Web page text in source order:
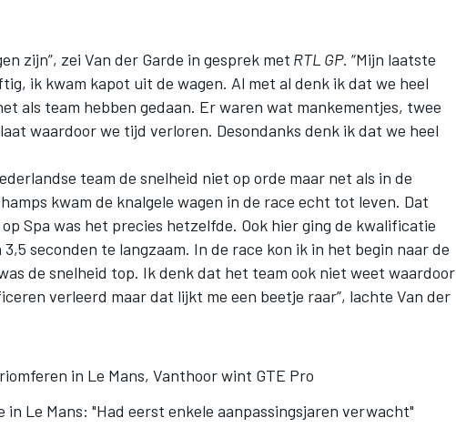
zijn”, zei Van der Garde in gesprek met RTL GP. “Mijn laatste
ik kwam kapot uit de wagen. Al met al denk ik dat we heel
als team hebben gedaan. Er waren wat mankementjes, twee
waardoor we tijd verloren. Desondanks denk ik dat we heel
team de snelheid niet op orde maar net als in de
kwam de knalgele wagen in de race echt tot leven. Dat
Spa was het precies hetzelfde. Ook hier ging de kwalificatie
seconden te langzaam. In de race kon ik in het begin naar de
de snelheid top. Ik denk dat het team ook niet weet waardoor
verleerd maar dat lijkt me een beetje raar”, lachte Van der
in Le Mans, Vanthoor wint GTE Pro
in Le Mans: "Had eerst enkele aanpassingsjaren verwacht"